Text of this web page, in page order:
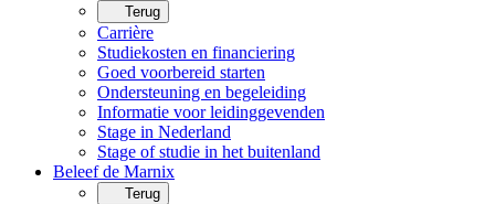
Terug
Carrière
Studiekosten en financiering
Goed voorbereid starten
Ondersteuning en begeleiding
Informatie voor leidinggevenden
Stage in Nederland
Stage of studie in het buitenland
Beleef de Marnix
Terug